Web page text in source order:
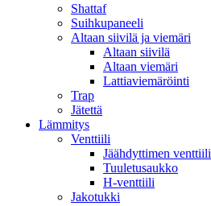
Shattaf
Suihkupaneeli
Altaan siivilä ja viemäri
Altaan siivilä
Altaan viemäri
Lattiaviemäröinti
Trap
Jätettä
Lämmitys
Venttiili
Jäähdyttimen venttiili
Tuuletusaukko
H-venttiili
Jakotukki